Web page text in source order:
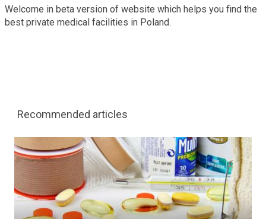
Welcome in beta version of website which helps you find the
best private medical facilities in Poland.
Recommended articles